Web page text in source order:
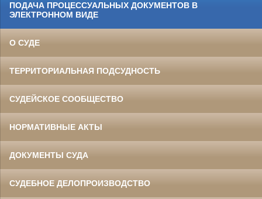
ПОДАЧА ПРОЦЕССУАЛЬНЫХ ДОКУМЕНТОВ В
ЭЛЕКТРОННОМ ВИДЕ
О СУДЕ
ТЕРРИТОРИАЛЬНАЯ ПОДСУДНОСТЬ
СУДЕЙСКОЕ СООБЩЕСТВО
НОРМАТИВНЫЕ АКТЫ
ДОКУМЕНТЫ СУДА
СУДЕБНОЕ ДЕЛОПРОИЗВОДСТВО